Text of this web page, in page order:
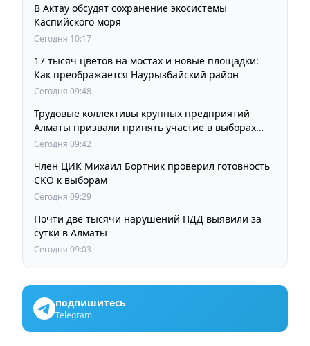
В Актау обсудят сохранение экосистемы
Каспийского моря
Сегодня 10:17
17 тысяч цветов на мостах и новые площадки:
Как преображается Наурызбайский район
Сегодня 09:48
Трудовые коллективы крупных предприятий
Алматы призвали принять участие в выборах
членов Курултая
Сегодня 09:42
Член ЦИК Михаил Бортник проверил готовность
СКО к выборам
Сегодня 09:29
Почти две тысячи нарушений ПДД выявили за
сутки в Алматы
Сегодня 09:03
подпишитесь
Telegram